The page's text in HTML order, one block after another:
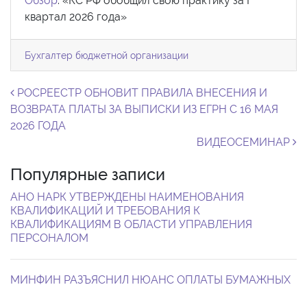
квартал 2026 года»
Бухгалтер бюджетной организации
Навигация по записям
РОСРЕЕСТР ОБНОВИТ ПРАВИЛА ВНЕСЕНИЯ И
ВОЗВРАТА ПЛАТЫ ЗА ВЫПИСКИ ИЗ ЕГРН С 16 МАЯ
2026 ГОДА
ВИДЕОСЕМИНАР
Популярные записи
АНО НАРК УТВЕРЖДЕНЫ НАИМЕНОВАНИЯ
КВАЛИФИКАЦИЙ И ТРЕБОВАНИЯ К
КВАЛИФИКАЦИЯМ В ОБЛАСТИ УПРАВЛЕНИЯ
ПЕРСОНАЛОМ
МИНФИН РАЗЪЯСНИЛ НЮАНС ОПЛАТЫ БУМАЖНЫХ